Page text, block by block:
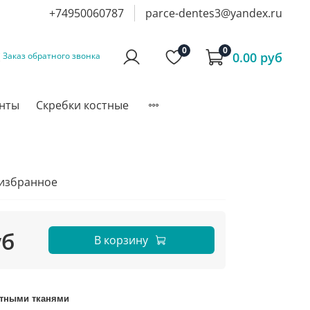
+74950060787 parce-dentes3@yandex.ru
Заказ обратного звонка 0 0 0.00 руб
Скребки костные
В корзину
тканями